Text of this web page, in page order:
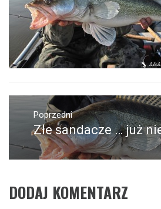
Nawigacja
wpisuPoprzedni
Poprzedni
wpis:
Złe sandacze … już
DODAJ KOMENTARZ